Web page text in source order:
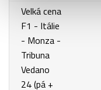
Velká cena
F1 - Itálie
- Monza -
Tribuna
Vedano
24 (pá +